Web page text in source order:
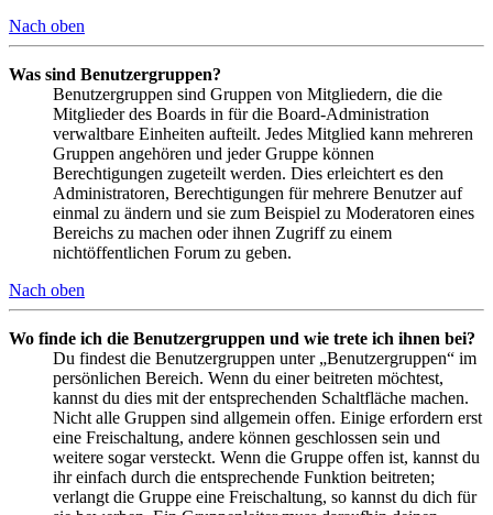
Nach oben
Was sind Benutzergruppen?
Benutzergruppen sind Gruppen von Mitgliedern, die die
Mitglieder des Boards in für die Board-Administration
verwaltbare Einheiten aufteilt. Jedes Mitglied kann mehreren
Gruppen angehören und jeder Gruppe können
Berechtigungen zugeteilt werden. Dies erleichtert es den
Administratoren, Berechtigungen für mehrere Benutzer auf
einmal zu ändern und sie zum Beispiel zu Moderatoren eines
Bereichs zu machen oder ihnen Zugriff zu einem
nichtöffentlichen Forum zu geben.
Nach oben
Wo finde ich die Benutzergruppen und wie trete ich ihnen bei?
Du findest die Benutzergruppen unter „Benutzergruppen“ im
persönlichen Bereich. Wenn du einer beitreten möchtest,
kannst du dies mit der entsprechenden Schaltfläche machen.
Nicht alle Gruppen sind allgemein offen. Einige erfordern erst
eine Freischaltung, andere können geschlossen sein und
weitere sogar versteckt. Wenn die Gruppe offen ist, kannst du
ihr einfach durch die entsprechende Funktion beitreten;
verlangt die Gruppe eine Freischaltung, so kannst du dich für